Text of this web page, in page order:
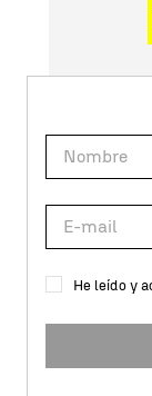
He leído y